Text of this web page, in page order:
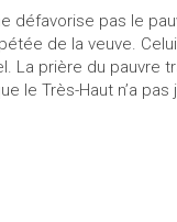
défavorise pas le
de la veuve.
La prière du pauvre
le Très-Haut n’a pas